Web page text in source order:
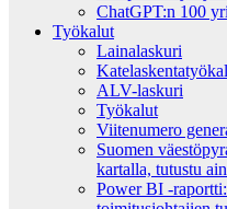
ChatGPT:n 100
Työkalut
Lainalaskuri
ALV-laskuri
Työkalut
Viitenumero
Suomen
kartalla, tutustu
Power BI -